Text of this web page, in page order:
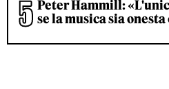
Peter Hammill:
se la musica sia